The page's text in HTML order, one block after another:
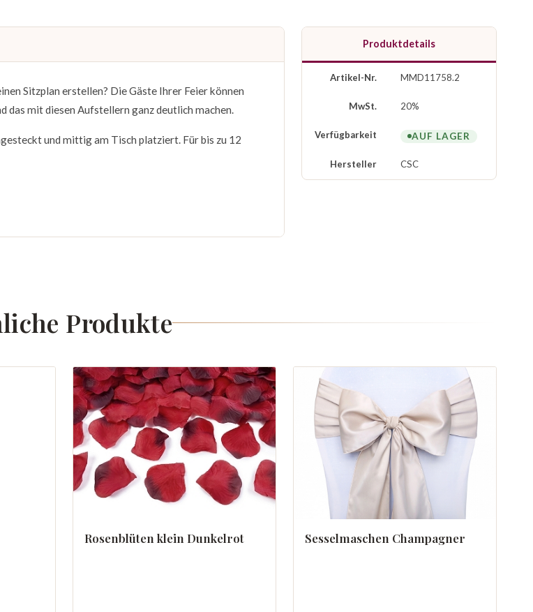
Sitzplan erstellen? Die Gäste Ihrer Feier können
das mit diesen Aufstellern ganz deutlich machen.
und mittig am Tisch platziert. Für bis zu 12
Produktdetails
Artikel-Nr. MMD11758.2
MwSt. 20%
Verfügbarkeit AUF LAGER
Hersteller CSC
Produkte
Rosenblüten klein Dunkelrot Sesselmaschen Champagner